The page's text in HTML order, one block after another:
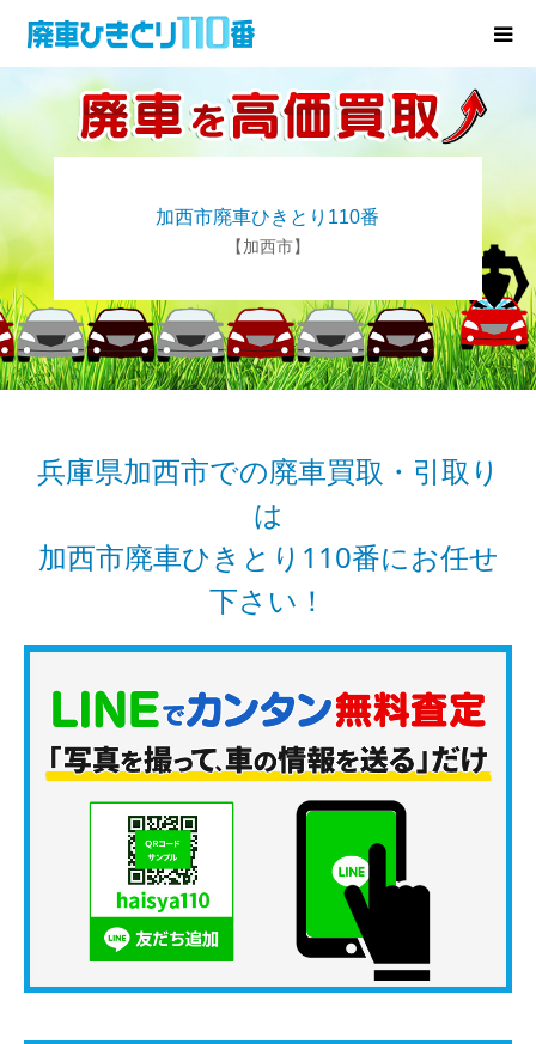
加西市廃車ひきとり110番
【加西市】
兵庫県加西市での廃車買取・引取り
は
加西市廃車ひきとり110番にお任せ
下さい！
廃車･事故車の買取
お役立ち情報
お知らせ